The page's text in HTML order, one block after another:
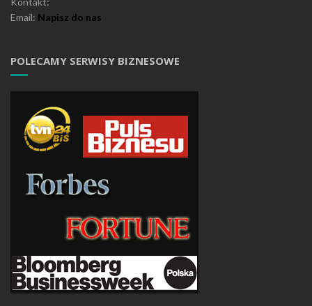
Email: Napisz do nas
POLECAMY SERWISY BIZNESOWE